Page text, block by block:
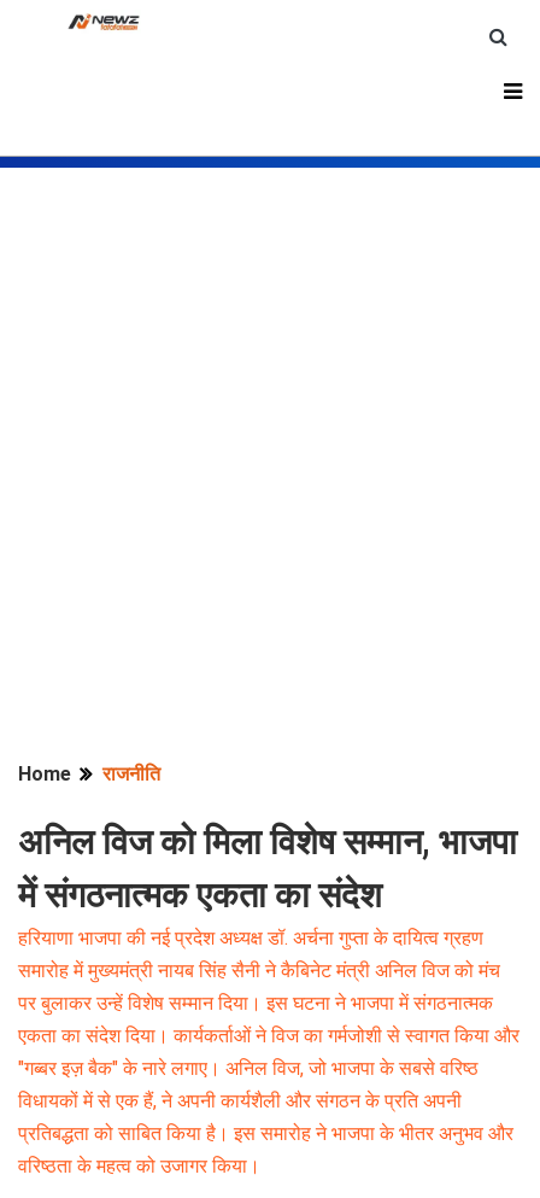
Home राजनीति
अनिल विज को मिला विशेष सम्मान, भाजपा
में संगठनात्मक एकता का संदेश
हरियाणा भाजपा की नई प्रदेश अध्यक्ष डॉ. अर्चना गुप्ता के दायित्व ग्रहण
समारोह में मुख्यमंत्री नायब सिंह सैनी ने कैबिनेट मंत्री अनिल विज को मंच
पर बुलाकर उन्हें विशेष सम्मान दिया। इस घटना ने भाजपा में संगठनात्मक
एकता का संदेश दिया। कार्यकर्ताओं ने विज का गर्मजोशी से स्वागत किया और
"गब्बर इज़ बैक" के नारे लगाए। अनिल विज, जो भाजपा के सबसे वरिष्ठ
विधायकों में से एक हैं, ने अपनी कार्यशैली और संगठन के प्रति अपनी
प्रतिबद्धता को साबित किया है। इस समारोह ने भाजपा के भीतर अनुभव और
वरिष्ठता के महत्व को उजागर किया।